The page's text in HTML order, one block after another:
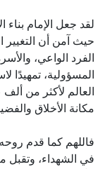
لقد جعل الإمام
حيث آمن أن التغيير
الفرد الواعي،
المسؤولية، تمهيدًا
العالم لأكثر من
مكانة الأخلاق
فاللهم كما قدم
في الشهداء، وتقبل